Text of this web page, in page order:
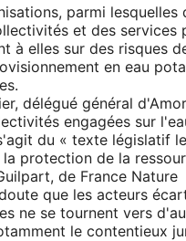
parmi lesquelles
et des services
à elles sur des risques
en eau
délégué général
engagées sur
du « texte législatif
protection de la
de France Nature
que les acteurs
ne se tournent vers
le contentieux